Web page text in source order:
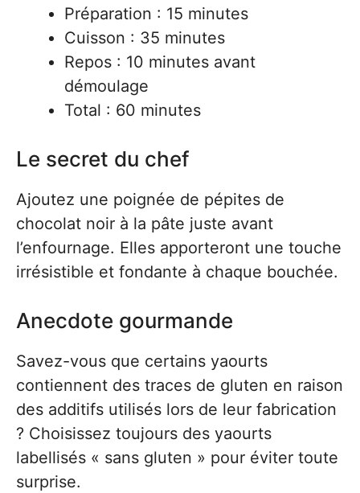
Préparation : 15 minutes
Cuisson : 35 minutes
Repos : 10 minutes avant
démoulage
Total : 60 minutes
Le secret du chef
Ajoutez une poignée de pépites de
chocolat noir à la pâte juste avant
l’enfournage. Elles apporteront une touche
irrésistible et fondante à chaque bouchée.
Anecdote gourmande
Savez-vous que certains yaourts
contiennent des traces de gluten en raison
des additifs utilisés lors de leur fabrication
? Choisissez toujours des yaourts
labellisés « sans gluten » pour éviter toute
surprise.